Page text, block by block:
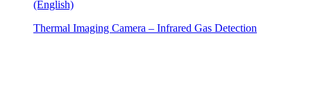
(English)
Thermal Imaging Camera – Infrared Gas Detection